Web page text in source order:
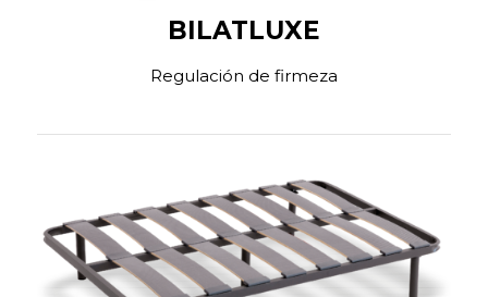
BILATLUXE
Regulación de firmeza